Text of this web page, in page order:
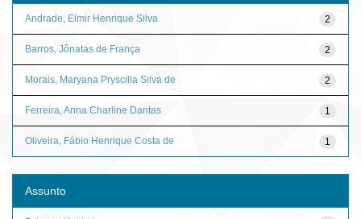
2
Andrade, Elmir Henrique Silva
2
Barros, Jônatas de França
2
Morais, Maryana Pryscilla Silva de
1
Ferreira, Anna Charline Dantas
1
Oliveira, Fábio Henrique Costa de
Assunto